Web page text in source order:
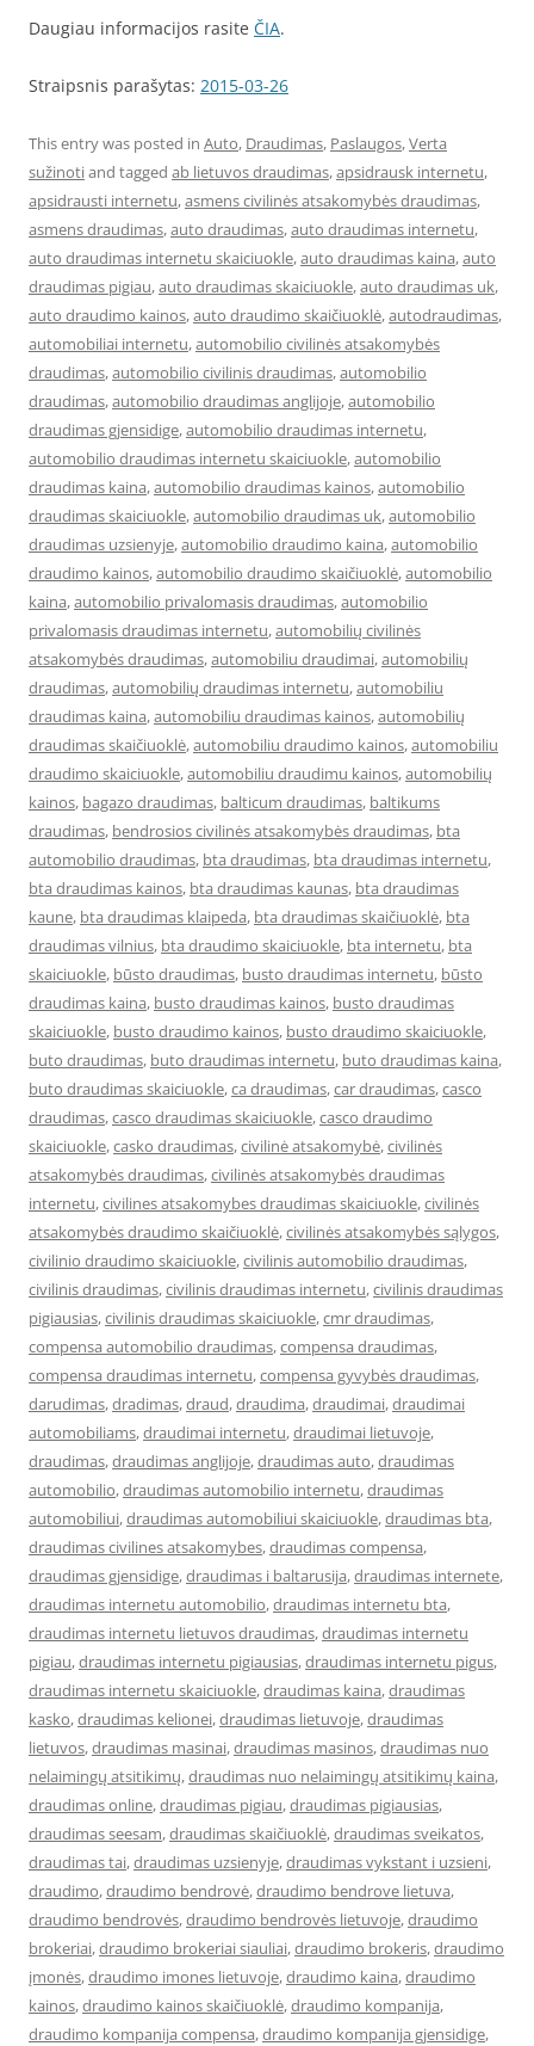
Daugiau informacijos rasite ČIA.
Straipsnis parašytas: 2015-03-26
This entry was posted in Auto, Draudimas, Paslaugos,Verta
sužinotiand tagged ab lietuvos draudimas,apsidrausk internetu,
apsidrausti internetu,asmens civilinės atsakomybės draudimas,
asmens draudimas,auto draudimas,auto draudimas internetu,
auto draudimas internetu skaiciuokle,auto draudimas kaina,auto
draudimas pigiau,auto draudimas skaiciuokle,auto draudimas uk,
auto draudimo kainos,auto draudimo skaičiuoklė,autodraudimas,
automobiliai internetu,automobilio civilinės atsakomybės
draudimas,automobilio civilinis draudimas,automobilio
draudimas,automobilio draudimas anglijoje,automobilio
draudimas gjensidige,automobilio draudimas internetu,
automobilio draudimas internetu skaiciuokle,automobilio
draudimas kaina,automobilio draudimas kainos,automobilio
draudimas skaiciuokle,automobilio draudimas uk,automobilio
draudimas uzsienyje,automobilio draudimo kaina,automobilio
draudimo kainos,automobilio draudimo skaičiuoklė,automobilio
kaina,automobilio privalomasis draudimas,automobilio
privalomasis draudimas internetu,automobilių civilinės
atsakomybės draudimas,automobiliu draudimai,automobilių
draudimas,automobilių draudimas internetu,automobiliu
draudimas kaina,automobiliu draudimas kainos,automobilių
draudimas skaičiuoklė,automobiliu draudimo kainos,automobiliu
draudimo skaiciuokle,automobiliu draudimu kainos,automobilių
kainos, bagazo draudimas, balticum draudimas, baltikums
draudimas, bendrosios civilinės atsakomybės draudimas, bta
automobilio draudimas, bta draudimas, bta draudimas internetu,
bta draudimas kainos, bta draudimas kaunas, bta draudimas
kaune, bta draudimas klaipeda, bta draudimas skaičiuoklė, bta
draudimas vilnius, bta draudimo skaiciuokle, bta internetu, bta
skaiciuokle, būsto draudimas, busto draudimas internetu, būsto
draudimas kaina, busto draudimas kainos, busto draudimas
skaiciuokle, busto draudimo kainos, busto draudimo skaiciuokle,
buto draudimas, buto draudimas internetu, buto draudimas kaina,
buto draudimas skaiciuokle,ca draudimas,car draudimas,casco
draudimas,casco draudimas skaiciuokle,casco draudimo
skaiciuokle,casko draudimas,civilinė atsakomybė,civilinės
atsakomybės draudimas,civilinės atsakomybės draudimas
internetu,civilines atsakomybes draudimas skaiciuokle,civilinės
atsakomybės draudimo skaičiuoklė,civilinės atsakomybės sąlygos,
civilinio draudimo skaiciuokle,civilinis automobilio draudimas,
civilinis draudimas,civilinis draudimas internetu,civilinis draudimas
pigiausias,civilinis draudimas skaiciuokle,cmr draudimas,
compensa automobilio draudimas,compensa draudimas,
compensa draudimas internetu,compensa gyvybės draudimas,
darudimas,dradimas,draud,draudima,draudimai,draudimai
automobiliams,draudimai internetu,draudimai lietuvoje,
draudimas,draudimas anglijoje,draudimas auto,draudimas
automobilio,draudimas automobilio internetu,draudimas
automobiliui,draudimas automobiliui skaiciuokle,draudimas bta,
draudimas civilines atsakomybes,draudimas compensa,
draudimas gjensidige,draudimas i baltarusija,draudimas internete,
draudimas internetu automobilio,draudimas internetu bta,
draudimas internetu lietuvos draudimas,draudimas internetu
pigiau,draudimas internetu pigiausias,draudimas internetu pigus,
draudimas internetu skaiciuokle,draudimas kaina,draudimas
kasko,draudimas kelionei,draudimas lietuvoje,draudimas
lietuvos,draudimas masinai,draudimas masinos,draudimas nuo
nelaimingų atsitikimų,draudimas nuo nelaimingų atsitikimų kaina,
draudimas online,draudimas pigiau,draudimas pigiausias,
draudimas seesam,draudimas skaičiuoklė,draudimas sveikatos,
draudimas tai,draudimas uzsienyje,draudimas vykstant i uzsieni,
draudimo,draudimo bendrovė,draudimo bendrove lietuva,
draudimo bendrovės,draudimo bendrovės lietuvoje,draudimo
brokeriai,draudimo brokeriai siauliai,draudimo brokeris,draudimo
įmonės,draudimo imones lietuvoje,draudimo kaina,draudimo
kainos,draudimo kainos skaičiuoklė,draudimo kompanija,
draudimo kompanija compensa,draudimo kompanija gjensidige,